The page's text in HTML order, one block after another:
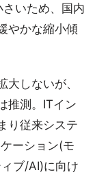
いため、国内
やかな縮小傾
しないが、
推測。ITイン
り従来システ
ーション(モ
ブ/AI)に向け